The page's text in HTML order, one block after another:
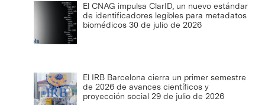
El CNAG impulsa ClarID, un nuevo estándar
de identificadores legibles para metadatos
biomédicos 30 de julio de 2026
El IRB Barcelona cierra un primer semestre
de 2026 de avances científicos y
proyección social 29 de julio de 2026